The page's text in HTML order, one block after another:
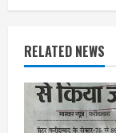
RELATED NEWS